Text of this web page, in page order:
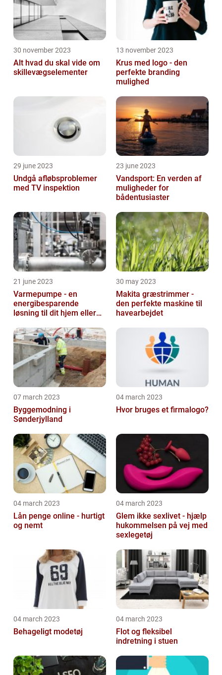
30 november 2023
Alt hvad du skal vide om
skillevægselementer
13 november 2023
Krus med logo - den
perfekte branding
mulighed
29 june 2023
Undgå afløbsproblemer
med TV inspektion
23 june 2023
Vandsport: En verden af
muligheder for
bådentusiaster
21 june 2023
Varmepumpe - en
energibesparende
løsning til dit hjem eller
30 may 2023
Makita græstrimmer -
den perfekte maskine til
havearbejdet
07 march 2023
Byggemodning i
Sønderjylland
04 march 2023
Hvor bruges et firmalogo?
04 march 2023
Lån penge online - hurtigt
og nemt
04 march 2023
Glem ikke sexlivet - hjælp
hukommelsen på vej med
sexlegetøj
04 march 2023
Behageligt modetøj
04 march 2023
Flot og fleksibel
indretning i stuen